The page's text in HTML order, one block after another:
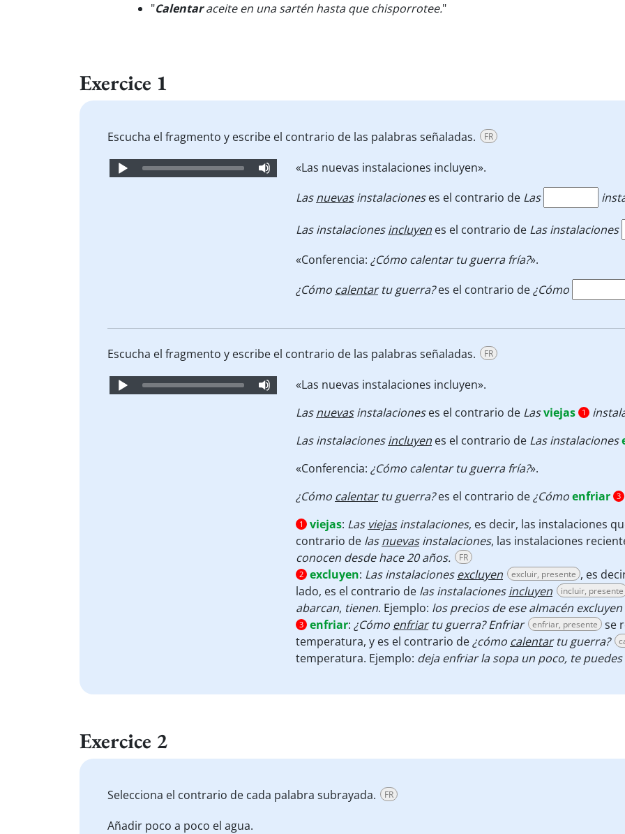
"Calentaraceite en una sartén hasta que chisporrotee."
Exercice 1
Escucha el fragmento y escribe el contrario de las palabras señaladas. FR
Audio
«Las nuevas instalaciones incluyen».
Lasnuevasinstalacioneses el contrario de Las
Las instalacionesincluyen es el contrario de Las instalaciones
«Conferencia: ¿Cómo calentar tu guerra fría?».
¿Cómo calentartu guerra?es el contrario de¿Cómo
Escucha el fragmento y escribe el contrario de las palabras señaladas. FR
Audio
«Las nuevas instalaciones incluyen».
Lasnuevasinstalacioneses el contrario de Lasviejas 1
Las instalacionesincluyen es el contrario de Las instalaciones
«Conferencia: ¿Cómo calentar tu guerra fría?».
¿Cómo calentartu guerra?es el contrario de¿Cómoenfriar 3
1 viejas: Las viejasinstalaciones, es decir, las instalaciones
contrario de lasnuevasinstalaciones, las instalaciones
conocen desde hace 20 años.
FR
2 excluyen: Las instalacionesexcluyen excluir, presente , es
lado, es el contrario de las instalacionesincluyen incluir, presente
abarcan, tienen. Ejemplo: los precios de ese almacén
3 enfriar: ¿Cómo enfriartu guerra? Enfriar enfriar, presente
se
temperatura, y es el contrario de¿cómo calentartu guerra?
temperatura. Ejemplo: deja enfriar la sopa un poco, te
Exercice 2
Selecciona el contrario de cada palabra subrayada. FR
Añadir poco a poco el agua.